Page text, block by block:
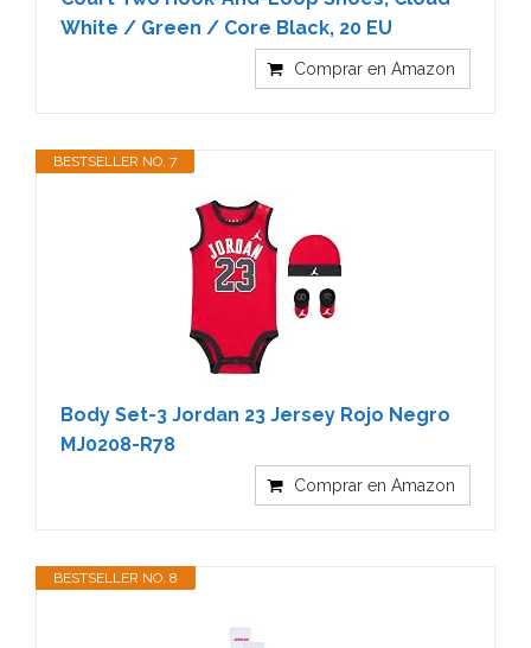
White / Green / Core Black, 20 EU
Comprar en Amazon
BESTSELLER NO. 7
Body Set-3 Jordan 23 Jersey Rojo Negro
MJ0208-R78
Comprar en Amazon
BESTSELLER NO. 8